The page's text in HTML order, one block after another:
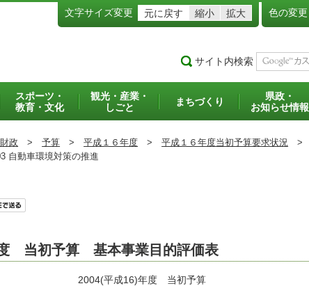
文字サイズ変更 元に戻す 縮小 拡大 色の変更
サイト内検索
スポーツ・
教育・文化
観光・産業・
しごと
まちづくり
県政・
お知らせ情報
政 > 予算 > 平成１６年度 > 平成１６年度当初予算要求状況 >
動車環境対策の推進
当初予算 基本事業目的評価表
2004(平成16)年度 当初予算